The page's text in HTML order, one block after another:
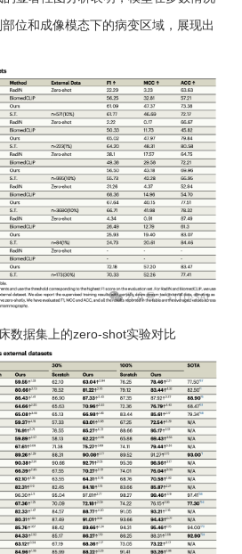
位和成像模态下的病变区域，展现出
数据集上的zero-shot实验对比